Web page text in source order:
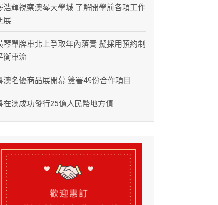
浩輝視察澳琴大學城 了解開學前各項工作
展
琴單牌車北上爭取年內落實 擬採用預約制
衡車流
澳名優商品展開幕 簽署49份合作項目
在澳成功發行25億人民幣地方債